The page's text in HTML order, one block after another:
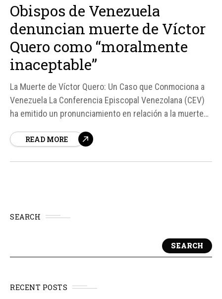
Obispos de Venezuela
denuncian muerte de Víctor
Quero como “moralmente
inaceptable”
La Muerte de Víctor Quero: Un Caso que Conmociona a
Venezuela La Conferencia Episcopal Venezolana (CEV)
ha emitido un pronunciamiento en relación a la muerte
desaparecido durante más de un año. El texto, difundido
READ MORE
SEARCH
SEARCH
RECENT POSTS